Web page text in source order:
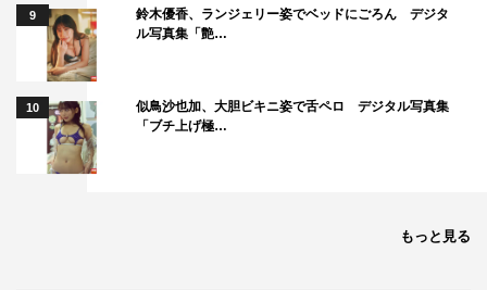
9
鈴木優香、ランジェリー姿でベッドにごろん デジタ
ル写真集「艶…
10
似鳥沙也加、大胆ビキニ姿で舌ペロ デジタル写真集
「ブチ上げ極…
もっと見る